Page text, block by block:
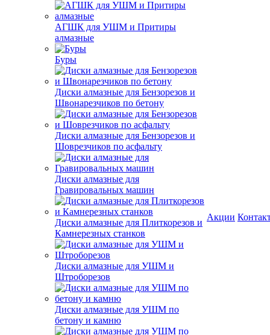
АГШК для УШМ и Притиры
алмазные
Буры
Диски алмазные для Бензорезов и
Швонарезчиков по бетону
Диски алмазные для Бензорезов и
Шоврезчиков по асфальту
Диски алмазные для
Гравировальных машин
Диски алмазные для Плиткорезов и
Камнерезных станков
Диски алмазные для УШМ и
Штроборезов
Диски алмазные для УШМ по
бетону и камню
Акции